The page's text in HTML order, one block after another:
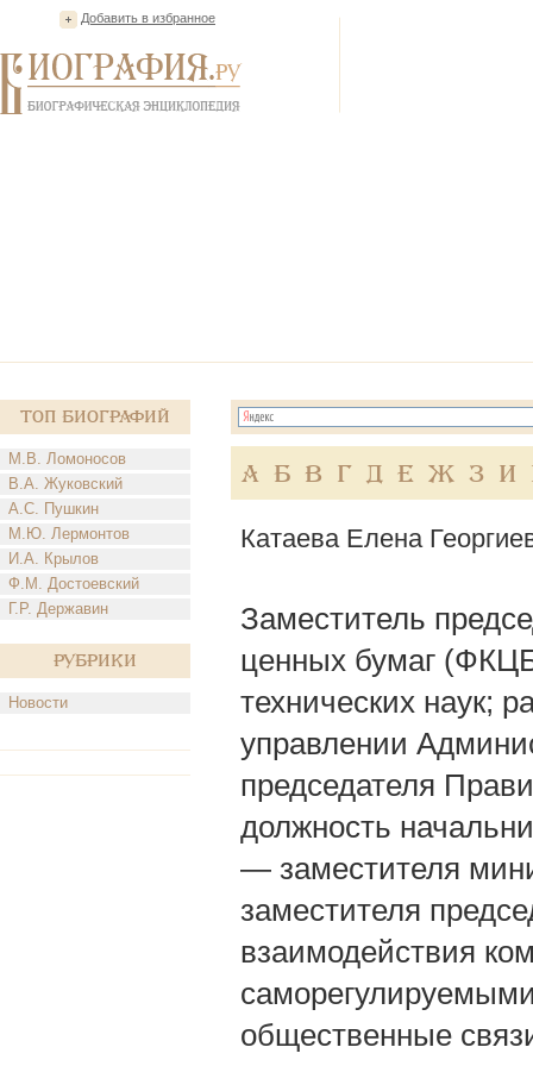
Добавить в избранное
Топ Биографий
М.В. Ломоносов
В.А. Жуковский
А.С. Пушкин
М.Ю. Лермонтов
И.А. Крылов
Ф.М. Достоевский
Г.Р. Державин
Рубрики
Новости
А Б В Г Д Е Ж З И
Катаева Елена
Заместитель
ценных бумаг
технических наук;
управлении
председателя
должность
— заместителя
заместителя
взаимодействия
общественные